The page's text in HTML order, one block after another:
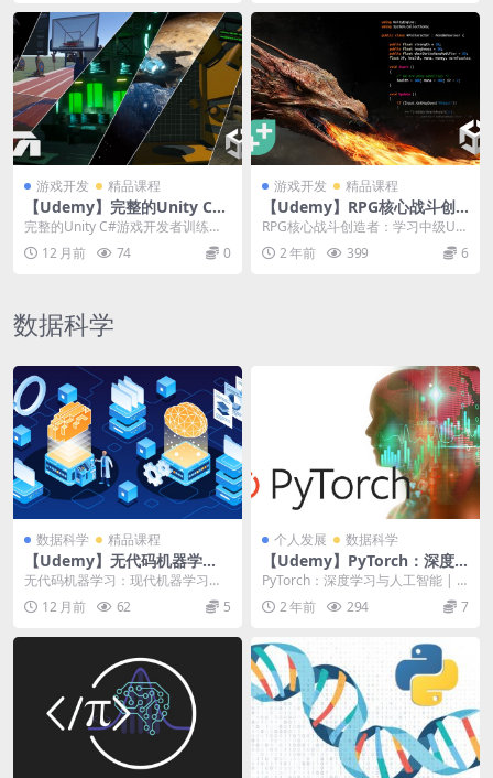
游戏开发 精品课程
【Udemy】完整的Unity C#
游戏开发者训练营第1部分，
共2部分
完整的Unity C#游戏开发者训练营
第1部分，共2部分 | The Compl...
12 月前 74 0
游戏开发 精品课程
【Udemy】RPG核心战斗创
造者：学习中级Unity C#编码
RPG核心战斗创造者：学习中级Uni
ty C#编码|RPG Core Comba...
2 年前 399 6
数据科学
数据科学 精品课程
【Udemy】无代码机器学
习：现代机器学习工具实用指
无代码机器学习：现代机器学习工
具实用指南 | No-Code Machine
L... 12 月前 62 5
个人发展 数据科学
【Udemy】PyTorch：深度
学习与人工智能
PyTorch：深度学习与人工智能 | P
yTorch: Deep Learni...
2 年前 294 7